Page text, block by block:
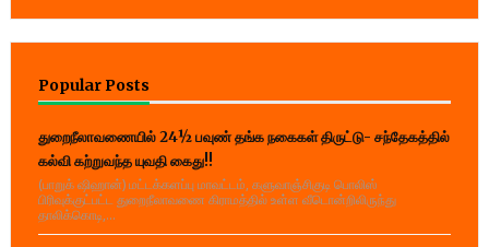
Popular Posts
துறைநீலாவணையில் 24½ பவுண் தங்க நகைகள் திருட்டு- சந்தேகத்தில்
கல்வி கற்றுவந்த யுவதி கைது!!
(பாறுக் ஷிஹான்) மட்டக்களப்பு மாவட்டம், களுவாஞ்சிகுடி பொலிஸ்
பிரிவுக்குட்பட்ட துறைநீலாவணை கிராமத்தில் உள்ள வீடொன்றிலிருந்து
தாலிக்கொடி,...